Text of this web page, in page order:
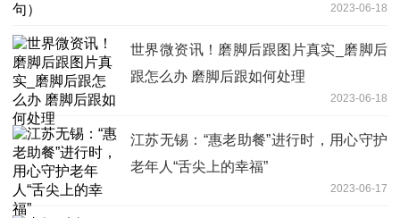
2023-06-18
世界微资讯！磨脚后跟图片真实_磨脚后
跟怎么办 磨脚后跟如何处理
2023-06-18
江苏无锡：“惠老助餐”进行时，用心守护
老年人“舌尖上的幸福”
2023-06-17